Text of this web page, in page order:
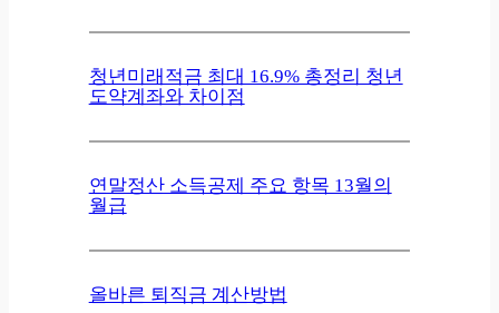
청년미래적금 최대 16.9% 총정리 청년
도약계좌와 차이점
연말정산 소득공제 주요 항목 13월의
월급
올바른 퇴직금 계산방법